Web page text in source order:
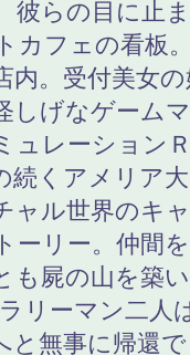
彼らの目に止
カフェの看板
内。受付美女
しげなゲーム
ュレーション
続くアメリア
ャル世界のキ
ーリー。仲間
屍の山を築
リーマン二人
と無事に帰還